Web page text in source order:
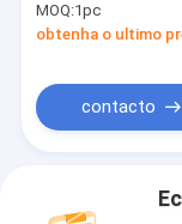
de RoHS 3km
SFP+
MOQ:1pc
obtenha o ultimo
contacto